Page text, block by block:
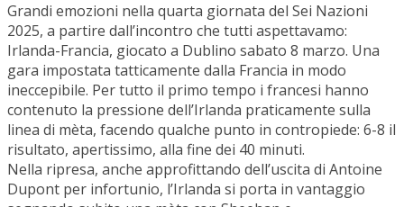
Grandi emozioni nella quarta giornata del Sei Nazioni
2025, a partire dall’incontro che tutti aspettavamo:
Irlanda-Francia, giocato a Dublino sabato 8 marzo. Una
gara impostata tatticamente dalla Francia in modo
ineccepibile. Per tutto il primo tempo i francesi hanno
contenuto la pressione dell’Irlanda praticamente sulla
linea di mèta, facendo qualche punto in contropiede: 6-8 il
risultato, apertissimo, alla fine dei 40 minuti.
Nella ripresa, anche approfittando dell’uscita di Antoine
Dupont per infortunio, l’Irlanda si porta in vantaggio